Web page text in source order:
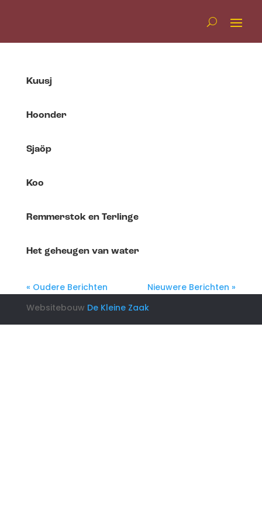
Kuusj
Hoonder
Sjaöp
Koo
Remmerstok en Terlinge
Het geheugen van water
« Oudere Berichten
Nieuwere Berichten »
Websitebouw De Kleine Zaak